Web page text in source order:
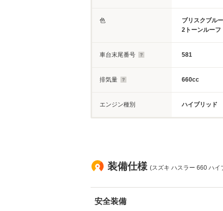
色
ブリスクブル
2トーンルーフ
車台末尾番号 581
排気量 660cc
エンジン種別 ハイブリッド
装備仕様 (スズキ ハスラー 660 ハイ
安全装備